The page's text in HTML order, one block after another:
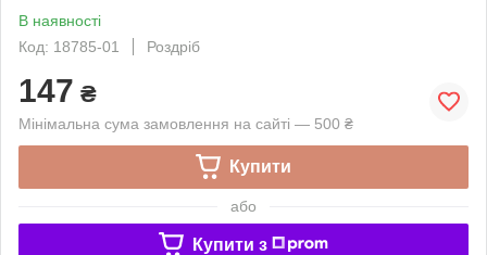
В наявності
Код: 18785-01
Роздріб
147 ₴
Мінімальна сума замовлення на сайті — 500 ₴
Купити
або
Купити з